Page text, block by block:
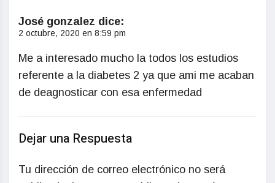
José gonzalez dice:
2 octubre, 2020 en 8:59 pm
Me a interesado mucho la todos los estudios
referente a la diabetes 2 ya que ami me acaban
de deagnosticar con esa enfermedad
Dejar una Respuesta
Tu dirección de correo electrónico no será